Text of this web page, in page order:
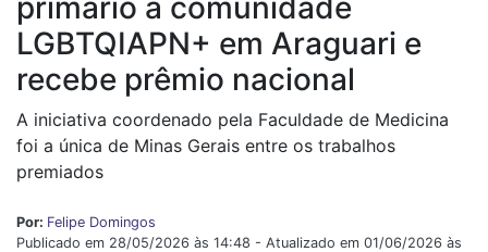
primário à comunidade
LGBTQIAPN+ em Araguari e
recebe prêmio nacional
A iniciativa coordenado pela Faculdade de Medicina
foi a única de Minas Gerais entre os trabalhos
premiados
Por: Felipe Domingos
Publicado em 28/05/2026 às 14:48 - Atualizado em 01/06/2026 às